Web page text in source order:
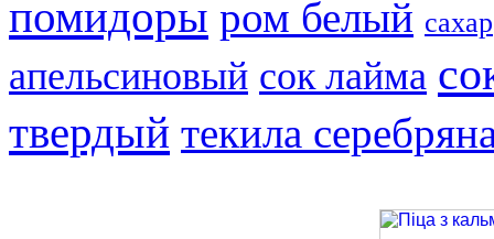
помидоры ром белый сахар
апельсиновый сок лайма
твердый текила